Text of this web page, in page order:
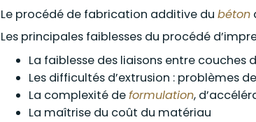
Le procédé de fabrication additive du béton
Les principales faiblesses du procédé
La faiblesse des liaisons entre couches
Les difficultés d’extrusion : problèmes
La complexité deformulation,
La maîtrise du coût du matériau